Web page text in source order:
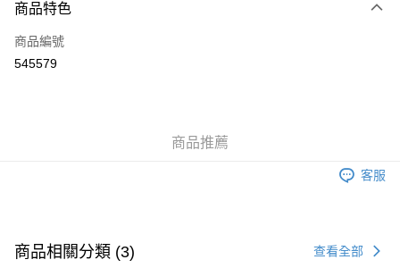
信用卡
AlipayHK
每筆HK$40.00，滿HK$500.00或以上免運費
每筆HK$40.00，滿HK$500.00或以上免運費
商品特色
商品編號
545579
商品推薦
客服
商品相關分類 (3) 查看全部